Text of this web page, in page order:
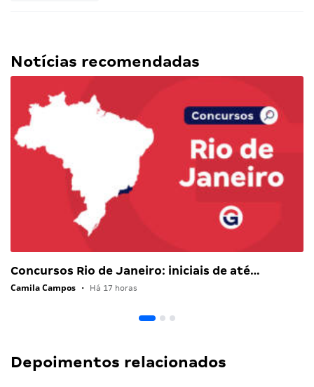
Notícias recomendadas
Concursos Rio de Janeiro: iniciais de até…
Camila Campos • Há 17 horas
Depoimentos relacionados